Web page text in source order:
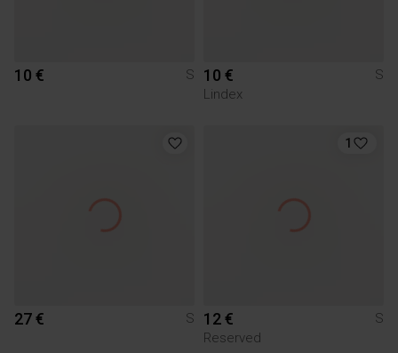
10 € S 10 €
S
Lindex
27 € S
1
12 €
S
Reserved